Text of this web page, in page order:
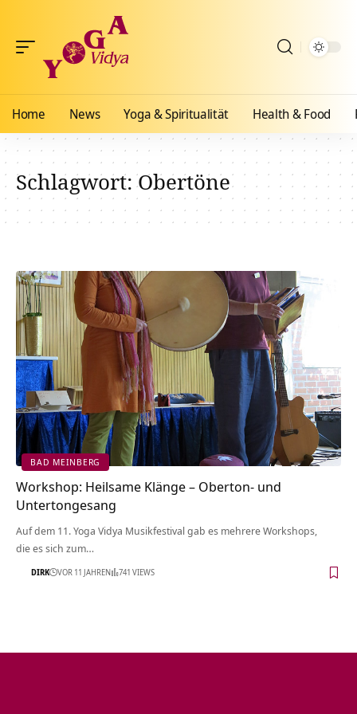
Home News Yoga & Spiritualität Health & Food
Schlagwort:Obertöne
BAD MEINBERG
Workshop: Heilsame Klänge – Oberton- und
Untertongesang
Auf dem 11. Yoga Vidya Musikfestival gab es mehrere Workshops,
die es sich zum…
DIRK VOR 11 JAHREN 741 VIEWS